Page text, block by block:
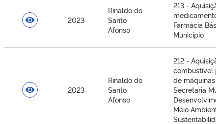
2023
Rinaldo do
Santo
Afonso
213 -
Farmácia
Município
2023
Rinaldo do
Santo
Afonso
212 -
combustível
de máquinas
Secretaria
Meio